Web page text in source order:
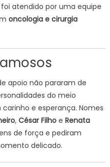
atendido por uma equipe
oncologia e cirurgia
apoio não pararam de
do meio
e esperança. Nomes
, César Filhoe Renata
de força e pediram
delicado.